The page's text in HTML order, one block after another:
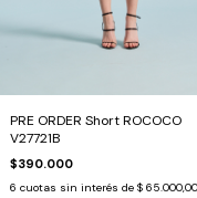
PRE ORDER Short ROCOCO
V27721B
$390.000
6 cuotas sin interés de $ 65.000,00